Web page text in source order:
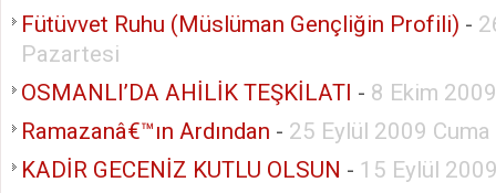
Fütüvvet Ruhu (Müslüman Gençliğin Profili) -
Pazartesi
OSMANLI’DA AHİLİK TEŞKİLATI - 8 Ekim
Ramazanâ€™ın Ardından - 25 Eylül 2009 Cuma
KADİR GECENİZ KUTLU OLSUN - 15 Eylül